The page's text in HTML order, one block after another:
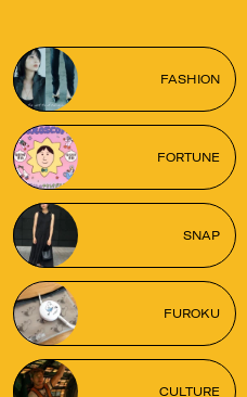
FASHION
FORTUNE
SNAP
FUROKU
CULTURE